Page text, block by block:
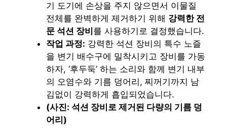
기 도기에 손상을 주지 않으면서 이물질
전체를 완벽하게 제거하기 위해 강력한 전
문 석션 장비 를 사용하기로 결정했습니다.
작업 과정: 강력한 석션 장비의 특수 노즐
을 변기 배수구에 밀착시키고 장비를 가동
하자, ‘후두둑’ 하는 소리와 함께 변기 내부
의 오염수와 기름 덩어리, 찌꺼기까지 남
김없이 강력하게 흡입되었습니다.
(사진: 석션 장비로 제거된 다량의 기름 덩
어리)